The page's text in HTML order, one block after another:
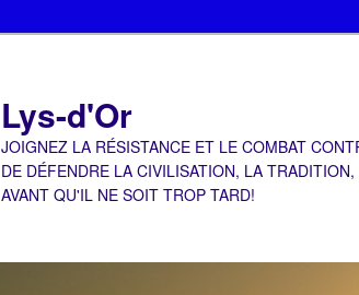
Lys-d'Or
JOIGNEZ LA RÉSISTANCE ET LE COMBAT
DE DÉFENDRE LA CIVILISATION, LA
AVANT QU'IL NE SOIT TROP TARD!